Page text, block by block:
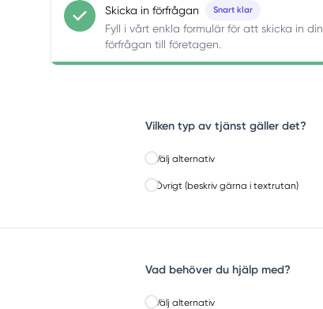
Skicka in förfrågan Snart klar
Fyll i vårt enkla formulär för att skicka in din
förfrågan till företagen.
Vilken typ av tjänst gäller det?
Välj alternativ
Övrigt (beskriv gärna i textrutan)
Vad behöver du hjälp med?
Välj alternativ